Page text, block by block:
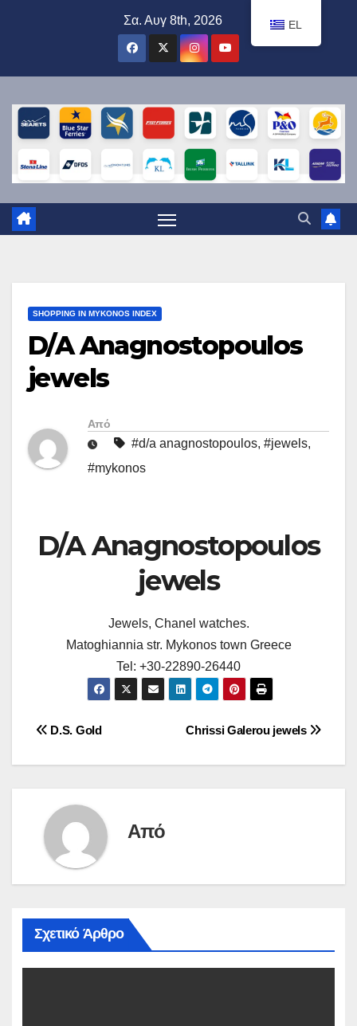
Σα. Αυγ 8th, 2026
SHOPPING IN MYKONOS INDEX
D/A Anagnostopoulos
jewels
Από
#d/a anagnostopoulos, #jewels,
#mykonos
D/A Anagnostopoulos
jewels
Jewels, Chanel watches.
Matoghiannia str. Mykonos town Greece
Tel: +30-22890-26440
Πλοήγηση
άρθρων
Chrissi Galerou jewels
D.S. Gold
Από
Σχετικό Άρθρο
EL